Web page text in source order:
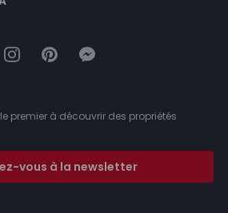
premier à découvrir des propriétés
vous à la newsletter